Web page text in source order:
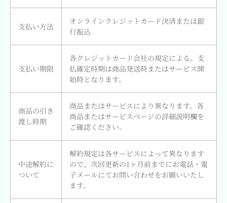
支払い方法
オンラインクレジットカード決済または銀
行振込
支払い期限
各クレジットカード会社の規定による。支
払確定時期は商品発送時またはサービス開
始時となります。
商品の引き
渡し時期
商品またはサービスにより異なります。各
商品またはサービスページの詳細説明欄を
ご確認ください。
中途解約に
ついて
解約規定は各サービスによって異なります
ので、次回更新の1ヶ月前までにお電話・電
子メールにてお問い合わせをお願いいたし
ます。